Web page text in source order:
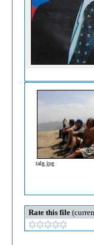
talg.jpg
Rate this file